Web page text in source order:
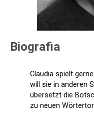
Biografia
Claudia spielt
will sie in anderen
übersetzt die
zu neuen